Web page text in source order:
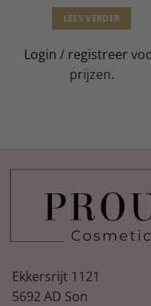
LEES VERDER
Login / registreer
prijzen.
Ekkersrijt 1121
5692 AD Son